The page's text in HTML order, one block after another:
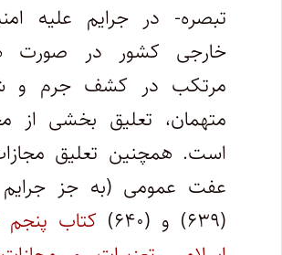
تبصره- در جرایم علیه
خارجی کشور در صورت
مرتکب در کشف جرم و
متهمان، تعلیق بخشی از
است. همچنین تعلیق
عفت عمومی (به جز
(۶۳۹) و (۶۴۰)
کتاب پنجم